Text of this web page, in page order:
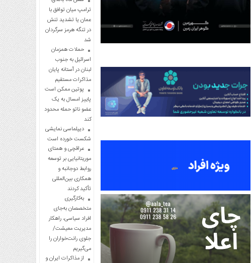
ترامپ میان توافق با
عمان یا تشدید تنش
در تنگه هرمز سرگردان
شد
حملات همزمان
اسرائیل به جنوب
لبنان در آستانه پایان
مذاکرات مستقیم
پوتین ممکن است
پاییز امسال به یک
عضو ناتو حمله محدود
کند
دیپلماسی نمایشی
شکست خورده است
عراقچی و همتای
موریتانیایی بر توسعه
روابط دوجانبه و
همکاری بین‌المللی
تأکید کردند
به‌کارگیری
متخصصان به‌جای
افراد سیاسی، راهکار
مدیریت معیشت/
جلوی رانت‌خواران را
می‌گیریم
از مذاکرات ایران و